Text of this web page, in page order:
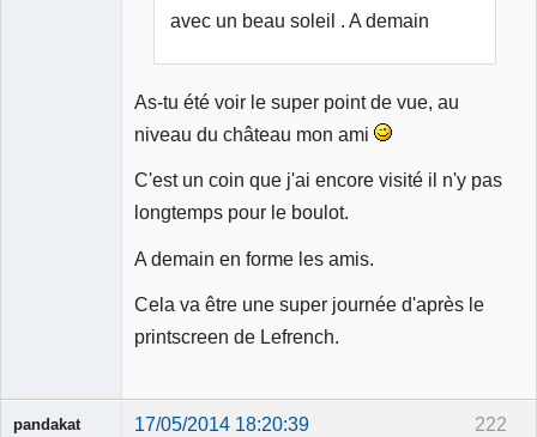
avec un beau soleil . A demain
As-tu été voir le super point de vue, au
niveau du château mon ami
C'est un coin que j'ai encore visité il n'y pas
longtemps pour le boulot.
A demain en forme les amis.
Cela va être une super journée d'après le
printscreen de Lefrench.
222
pandakat 17/05/2014 18:20:39